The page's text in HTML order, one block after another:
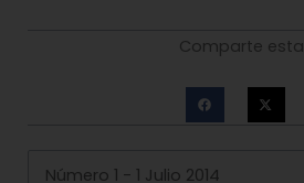
Comparte